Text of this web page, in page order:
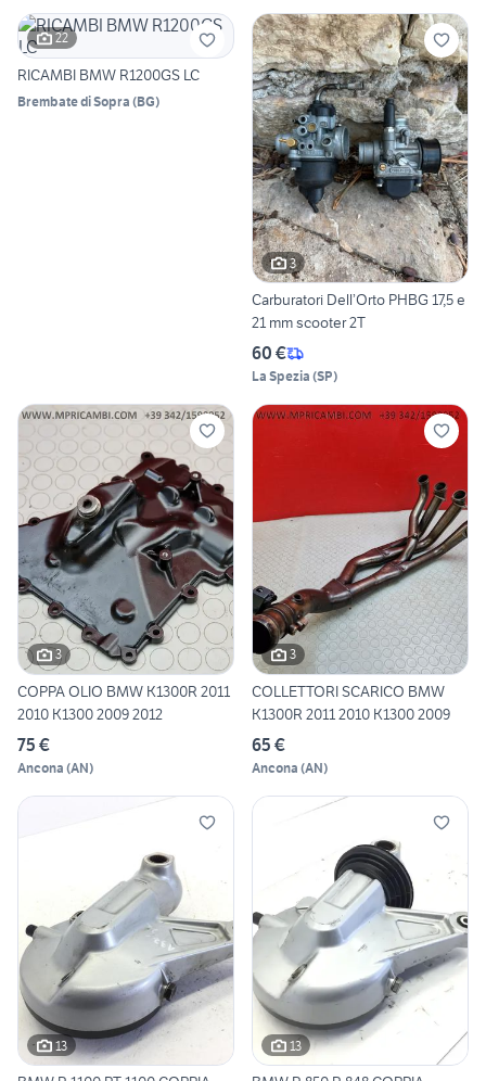
22
RICAMBI BMW R1200GS LC
Brembate di Sopra (BG)
3
Carburatori Dell’Orto PHBG 17,5 e
21 mm scooter 2T
60 €
La Spezia (SP)
3
COPPA OLIO BMW K1300R 2011
2010 K1300 2009 2012
75 €
Ancona (AN)
3
COLLETTORI SCARICO BMW
K1300R 2011 2010 K1300 2009
65 €
Ancona (AN)
13 13